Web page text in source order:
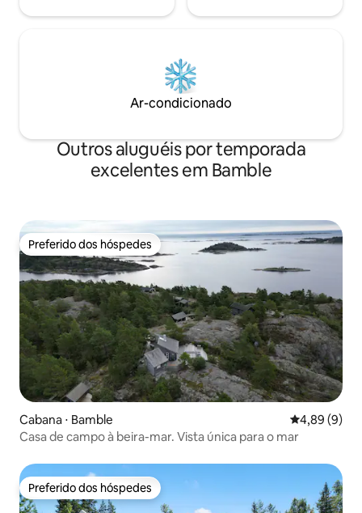
Ar-condicionado
Outros aluguéis por temporada
excelentes em Bamble
Preferido dos hóspedes
Preferido dos hóspedes
Cabana ⋅ Bamble 4,89 de uma
4,89 (9)
Casa de campo à beira-mar. Vista única para o mar
Preferido dos hóspedes
Preferido dos hóspedes